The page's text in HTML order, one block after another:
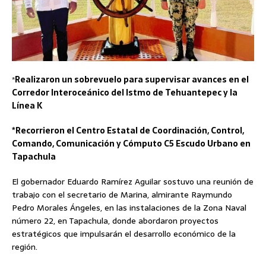
*Realizaron un sobrevuelo para supervisar avances en el
Corredor Interoceánico del Istmo de Tehuantepec y la
Línea K
*Recorrieron el Centro Estatal de Coordinación, Control,
Comando, Comunicación y Cómputo C5 Escudo Urbano en
Tapachula
El gobernador Eduardo Ramírez Aguilar sostuvo una reunión de
trabajo con el secretario de Marina, almirante Raymundo
Pedro Morales Ángeles, en las instalaciones de la Zona Naval
número 22, en Tapachula, donde abordaron proyectos
estratégicos que impulsarán el desarrollo económico de la
región.